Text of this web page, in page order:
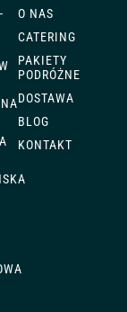
O NAS
CATERING
PAKIETY
PODRÓŻNE
DOSTAWA
BLOG
KONTAKT